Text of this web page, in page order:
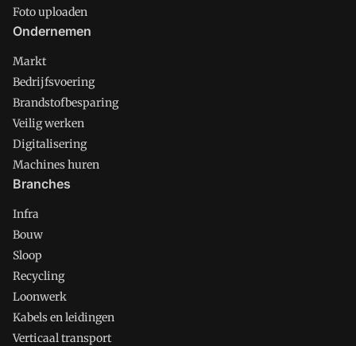
Foto uploaden
Ondernemen
Markt
Bedrijfsvoering
Brandstofbesparing
Veilig werken
Digitalisering
Machines huren
Branches
Infra
Bouw
Sloop
Recycling
Loonwerk
Kabels en leidingen
Verticaal transport